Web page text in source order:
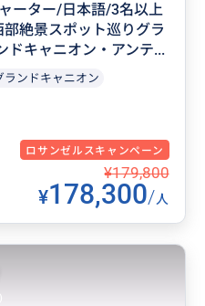
ーター/日本語/3名以上
絶景スポット巡りグラ
ドキャニオン・アンテ...
ランドキャニオン
ロサンゼルスキャンペーン
¥179,800
¥178,300/人